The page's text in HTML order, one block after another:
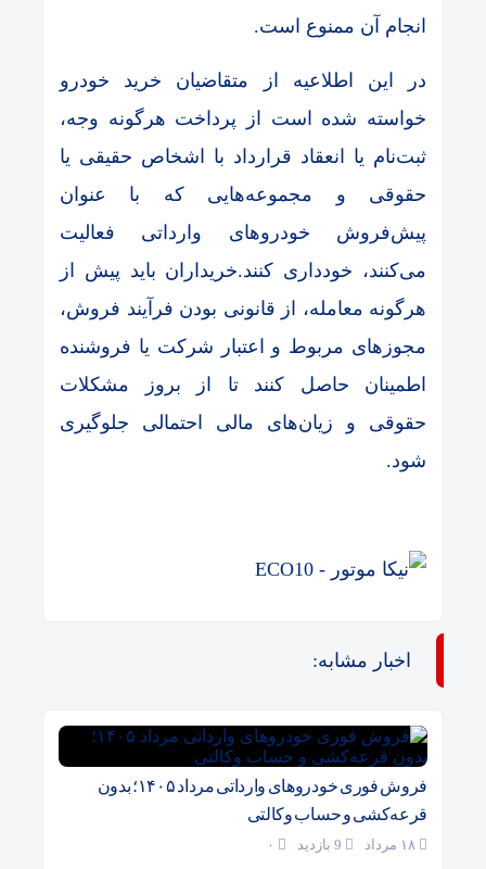
انجام آن ممنوع است.
در این اطلاعیه از متقاضیان خرید خودرو
خواسته شده است از پرداخت هرگونه وجه،
ثبت‌نام یا انعقاد قرارداد با اشخاص حقیقی یا
حقوقی و مجموعه‌هایی که با عنوان
پیش‌فروش خودروهای وارداتی فعالیت
می‌کنند، خودداری کنند.خریداران باید پیش از
هرگونه معامله، از قانونی بودن فرآیند فروش،
مجوزهای مربوط و اعتبار شرکت یا فروشنده
اطمینان حاصل کنند تا از بروز مشکلات
حقوقی و زیان‌های مالی احتمالی جلوگیری
شود.
اخبار مشابه:
فروش فوری خودروهای وارداتی مرداد ۱۴۰۵؛ بدون
قرعه‌کشی و حساب وکالتی
۰